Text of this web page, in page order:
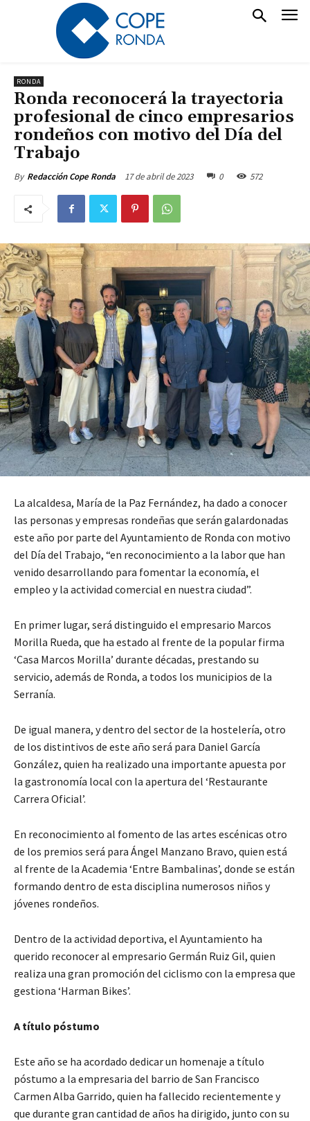
RONDA
Ronda reconocerá la trayectoria
profesional de cinco empresarios
rondeños con motivo del Día del
Trabajo
By Redacción Cope Ronda 17 de abril de 2023 0 572
La alcaldesa, María de la Paz Fernández, ha dado a conocer
las personas y empresas rondeñas que serán galardonadas
este año por parte del Ayuntamiento de Ronda con motivo
del Día del Trabajo, “en reconocimiento a la labor que han
venido desarrollando para fomentar la economía, el
empleo y la actividad comercial en nuestra ciudad”.
En primer lugar, será distinguido el empresario Marcos
Morilla Rueda, que ha estado al frente de la popular firma
‘Casa Marcos Morilla’ durante décadas, prestando su
servicio, además de Ronda, a todos los municipios de la
Serranía.
De igual manera, y dentro del sector de la hostelería, otro
de los distintivos de este año será para Daniel García
González, quien ha realizado una importante apuesta por
la gastronomía local con la apertura del ‘Restaurante
Carrera Oficial’.
En reconocimiento al fomento de las artes escénicas otro
de los premios será para Ángel Manzano Bravo, quien está
al frente de la Academia ‘Entre Bambalinas’, donde se están
formando dentro de esta disciplina numerosos niños y
jóvenes rondeños.
Dentro de la actividad deportiva, el Ayuntamiento ha
querido reconocer al empresario Germán Ruiz Gil, quien
realiza una gran promoción del ciclismo con la empresa que
gestiona ‘Harman Bikes’.
A título póstumo
Este año se ha acordado dedicar un homenaje a título
póstumo a la empresaria del barrio de San Francisco
Carmen Alba Garrido, quien ha fallecido recientemente y
que durante gran cantidad de años ha dirigido, junto con su